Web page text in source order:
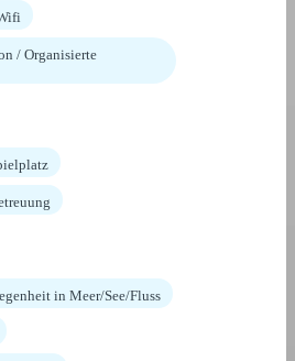
/ Organisierte
in Meer/See/Fluss